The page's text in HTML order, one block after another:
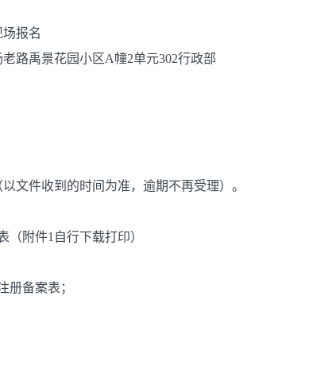
报名
路禹景花园小区A幢2单元302行政部
文件收到的时间为准，逾期不再受理）。
（附件1自行下载打印）
册备案表；